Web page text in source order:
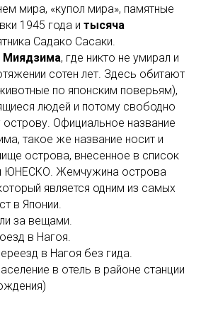
мира, «купол мира», памятные
1945 года и тысяча
Садако Сасаки.
Миядзима, где никто не умирал и
сотен лет. Здесь обитают
по японским поверьям),
людей и потому свободно
Официальное название
такое же название носит и
острова, внесенное в список
ЮНЕСКО. Жемчужина острова
является одним из самых
в Японии.
за вещами.
в Нагоя.
в Нагоя без гида.
в отель в районе станции